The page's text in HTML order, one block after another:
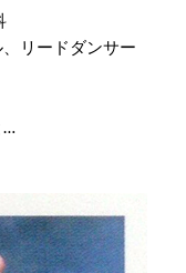
リードダンサー
…